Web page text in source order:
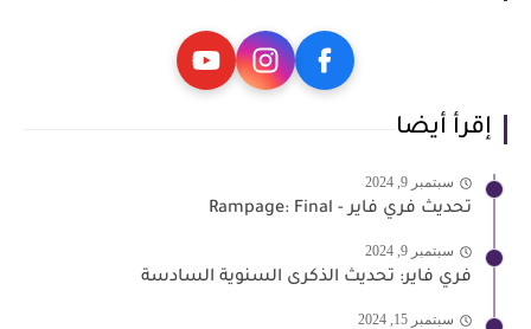
إقرأ أيضا
سبتمبر 9, 2024
تحديث فري فاير - Rampage: Final
سبتمبر 9, 2024
فري فاير: تحديث الذكرى السنوية السادسة
سبتمبر 15, 2024